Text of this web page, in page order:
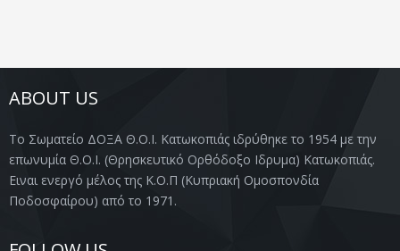
ABOUT US
Το Σωματείο ΔΟΞΑ Θ.Ο.Ι. Κατωκοπιάς ιδρύθηκε το 1954 με την
επωνυμία Θ.Ο.Ι. (Θρησκευτικό Ορθόδοξο Ιδρυμα) Κατωκοπιάς.
Ειναι ενεργό μέλος της Κ.Ο.Π (Κυπριακή Ομοσπονδία
Ποδοσφαίρου) από το 1971.